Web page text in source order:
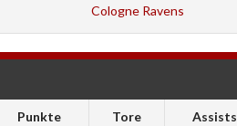
Cologne Ravens
Punkte Tore Assists